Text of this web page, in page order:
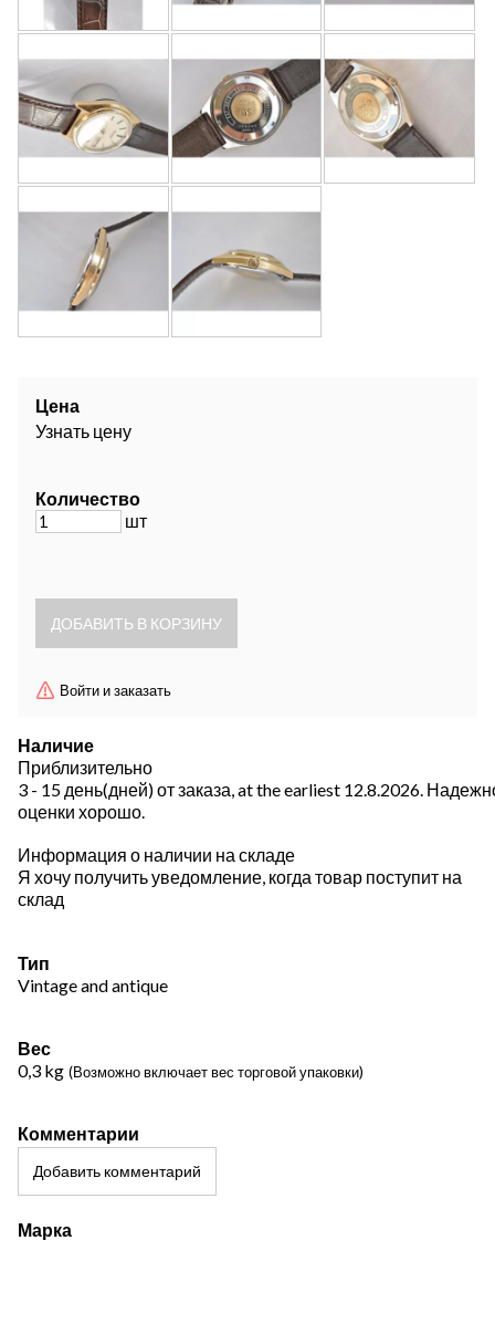
Цена
Узнать цену
Количество
шт
Войти и заказать
Наличие
Приблизительно
3 - 15 день(дней) от заказа, at the earliest 12.8.2026.
оценки хорошо.
Информация о наличии на складе
Я хочу получить уведомление, когда товар поступит на
склад
Тип
Vintage and antique
Вес
0,3 kg (Возможно включает вес торговой упаковки)
Комментарии
Добавить комментарий
Марка